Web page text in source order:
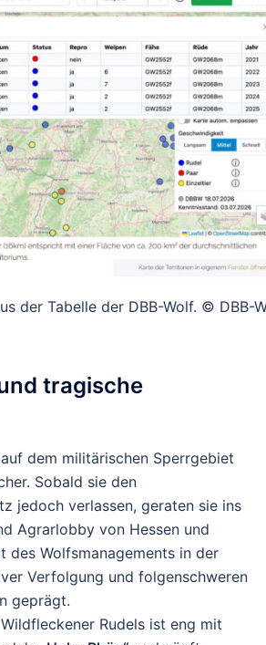
der Tabelle der DBB-Wolf. © DBB-
tragische
dem militärischen Sperrgebiet
Sobald sie den
jedoch verlassen, geraten sie ins
Agrarlobby von Hessen und
des Wolfsmanagements in der
Verfolgung und folgenschweren
geprägt.
Rudels ist eng mit